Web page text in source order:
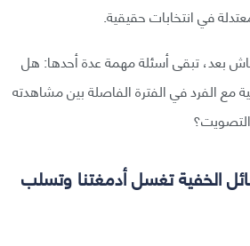
في انتخابات حقيقية.
بعد، تبقى أسئلة مهمة عدة أحدها: هل
مع الفرد في الفترة الفاصلة بين مشاهدته
الخفية تغسل أدمغتنا وتسلب